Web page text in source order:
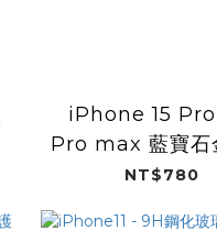
iPhone 15 Pro
Pro max 藍寶石
鏡頭保護貼
NT$780